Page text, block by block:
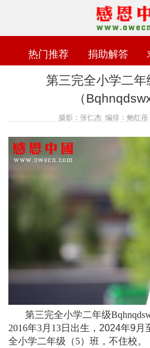
热门推荐 捐助解答
第三完全小学二年
（
摄影：张仁杰 编排：鲍红蓓
第三完全小学二年级
2016年3月13日 出生， 2024年9月
全小学二年级（5）班 ，不住校。